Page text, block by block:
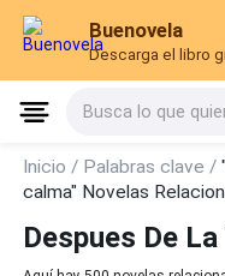
Buenovela
Descarga el libro
Busca lo que
Inicio / Palabras clave /
calma" Novelas